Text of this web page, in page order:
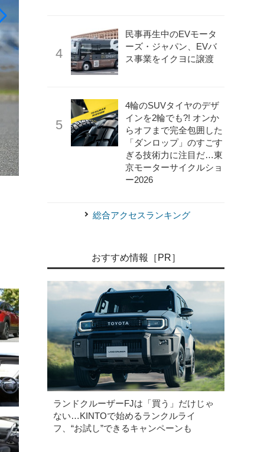
【プリウス vs シビック vs MX-
民事再生中のEVモータ
ーズ・ジャパン、EVバ
ス事業をイクヨに譲渡
4輪のSUVタイヤのデザ
インを2輪でも?! オンか
らオフまで完全包囲した
「ダンロップ」のすごす
ぎる技術力に注目だ…東
京モーターサイクルショ
ー2026
総合アクセスランキング
おすすめ情報［PR］
ランドクルーザーFJは「買う」だけじゃ
ない…KINTOで始めるランクルライ
フ、“お試し”できるキャンペーンも